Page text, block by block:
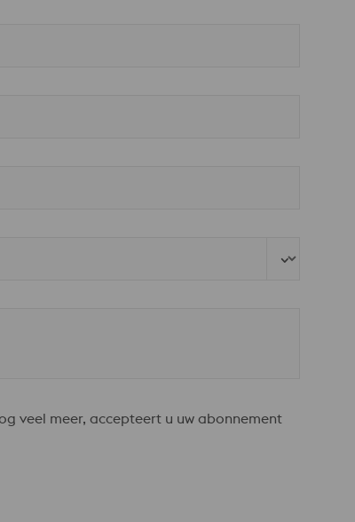
veel meer, accepteert u uw abonnement